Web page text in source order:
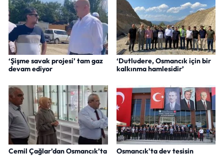
‘Şişme savak projesi’ tam gaz
devam ediyor
‘Dutludere, Osmancık için bir
kalkınma hamlesidir’
Cemil Çağlar’dan Osmancık’ta
Osmancık'ta dev tesisin